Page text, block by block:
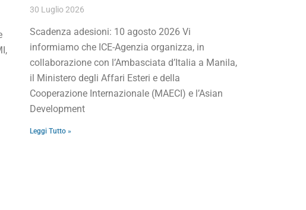
30 Luglio 2026
Scadenza adesioni: 10 agosto 2026 Vi
informiamo che ICE-Agenzia organizza, in
collaborazione con l’Ambasciata d’Italia a Manila,
il Ministero degli Affari Esteri e della
Cooperazione Internazionale (MAECI) e l’Asian
Development
Leggi Tutto »